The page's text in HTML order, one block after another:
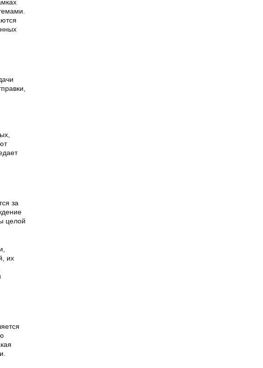
за
целой
их